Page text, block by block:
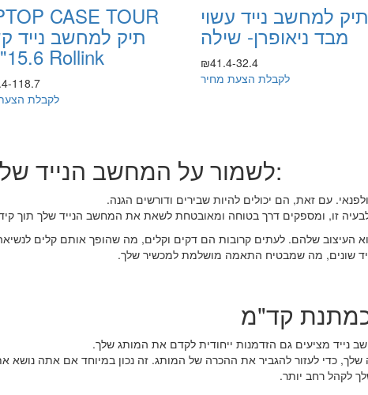
תיק למחשב נייד עשוי
מבד ניאופרן- שילה
₪41.4-32.4
לקבלת הצעת מחיר
CASE TOUR
תיק למחשב נייד
15.6" של Rollink
118.7
לקבלת
לשמור על המחשב הנייד שלך עם תיקי מעטפה ממותגים:
עם זאת, הם יכולים להיות שבירים ודורשים הגנה.
זו, ומספקים דרך בטוחה ומאובטחת לשאת את המחשב הנייד שלך תוך
העיצוב שלהם. לעתים קרובות הם דקים וקלים, מה שהופך אותם קלים
שונים, מה שמבטיח התאמה מושלמת למכשיר שלך.
קד"מ
נייד מציעים גם הזדמנות ייחודית לקדם את המותג שלך.
כדי לעזור להגביר את ההכרה של המותג. זה נכון במיוחד אם אתה נושא
לקהל רחב יותר.